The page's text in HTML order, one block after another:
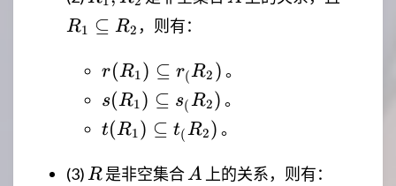
R1 ⊆ R2 ，则有：
r(R_1)
\subseteq
r_(R_2)
r(R1) ⊆ r(R2 ) 。
s(R_1)
\subseteq
s_(R_2)
s(R1) ⊆ s(R2) 。
t(R_1)
\subseteq
t_(R_2)
t(R1) ⊆ t(R2) 。
(3) R
R是非空集合 A
A 上的关系，则有：